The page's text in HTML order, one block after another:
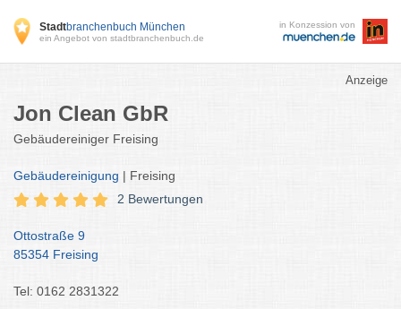
Stadtbranchenbuch München
ein Angebot von stadtbranchenbuch.de
in Konzession von
Anzeige
Jon Clean GbR
Gebäudereiniger Freising
Gebäudereinigung | Freising
2 Bewertungen
Ottostraße 9
85354 Freising
Tel: 0162 2831322